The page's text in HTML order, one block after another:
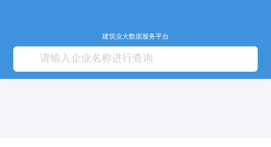
建筑业大数据服务平台